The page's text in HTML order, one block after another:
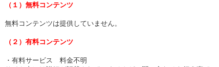
（１）無料コンテンツ
無料コンテンツは提供していません。
（２）有料コンテンツ
・有料サービス 料金不明